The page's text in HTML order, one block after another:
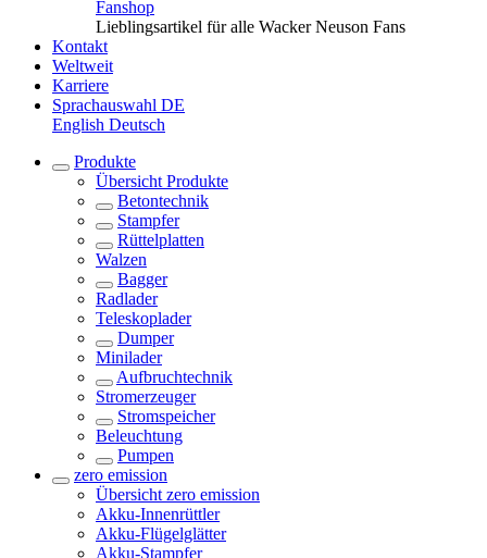
Fanshop
Lieblingsartikel für alle Wacker Neuson Fans
Kontakt
Weltweit
Karriere
Sprachauswahl DE
English Deutsch
Produkte
Übersicht Produkte
Betontechnik
Stampfer
Rüttelplatten
Walzen
Bagger
Radlader
Teleskoplader
Dumper
Minilader
Aufbruchtechnik
Stromerzeuger
Stromspeicher
Beleuchtung
Pumpen
zero emission
Übersicht zero emission
Akku-Innenrüttler
Akku-Flügelglätter
Akku-Stampfer